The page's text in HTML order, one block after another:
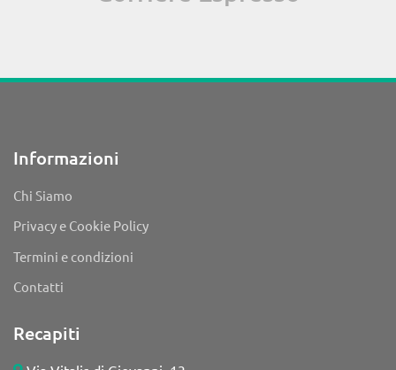
Informazioni
Chi Siamo
Privacy e Cookie Policy
Termini e condizioni
Contatti
Recapiti